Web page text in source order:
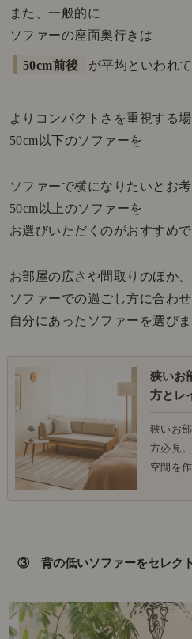
また、一般的に
ソファーの座面奥行きは
50cm前後 が平均といわれて
よりコンパクトさを重視する場
50cm以下のソファーを
ソファーで横になりたいとお考
50cm以上のソファーを
お選びいただくのがおすすめで
お部屋の広さや間取りのほか、
ソファーでの過ごし方に合わせ
自分にあったソファーを選びま
狭いお
方とレ
狭いお
方必見
空間を
③ 背の低いソファーをセレクト